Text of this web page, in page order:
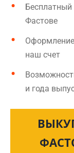
Фастове
наш счет
и года